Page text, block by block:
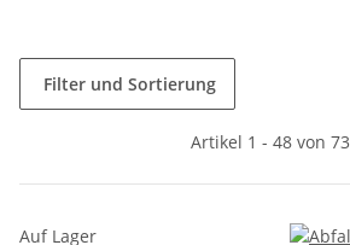
Filter und Sortierung
Artikel 1 - 48 von 73
Auf Lager